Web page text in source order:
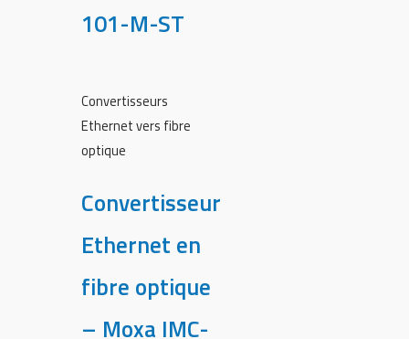
101-M-ST
Convertisseurs
Ethernet vers fibre
optique
Convertisseur
Ethernet en
fibre optique
– Moxa IMC-